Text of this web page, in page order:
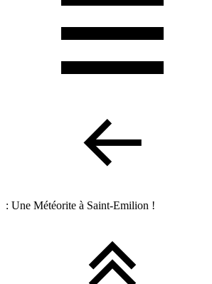
: Une Météorite à Saint-Emilion !